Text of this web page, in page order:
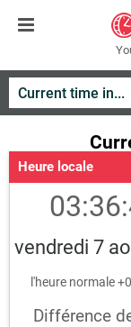
Heure locale
vendredi 7
l'heure normale
Différence